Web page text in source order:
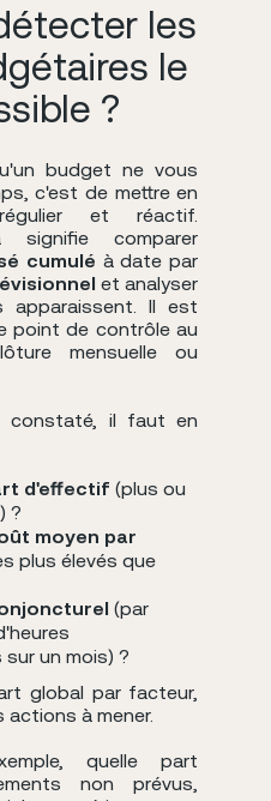
les
le
?
budget ne vous
c'est de mettre en
et réactif.
signifie comparer
cumulé à date par
et analyser
apparaissent. Il est
point de contrôle au
mensuelle ou
constaté, il faut en
d'effectif (plus ou
?
moyen par
plus élevés que
(par
un mois) ?
global par facteur,
actions à mener.
quelle part
non prévus,